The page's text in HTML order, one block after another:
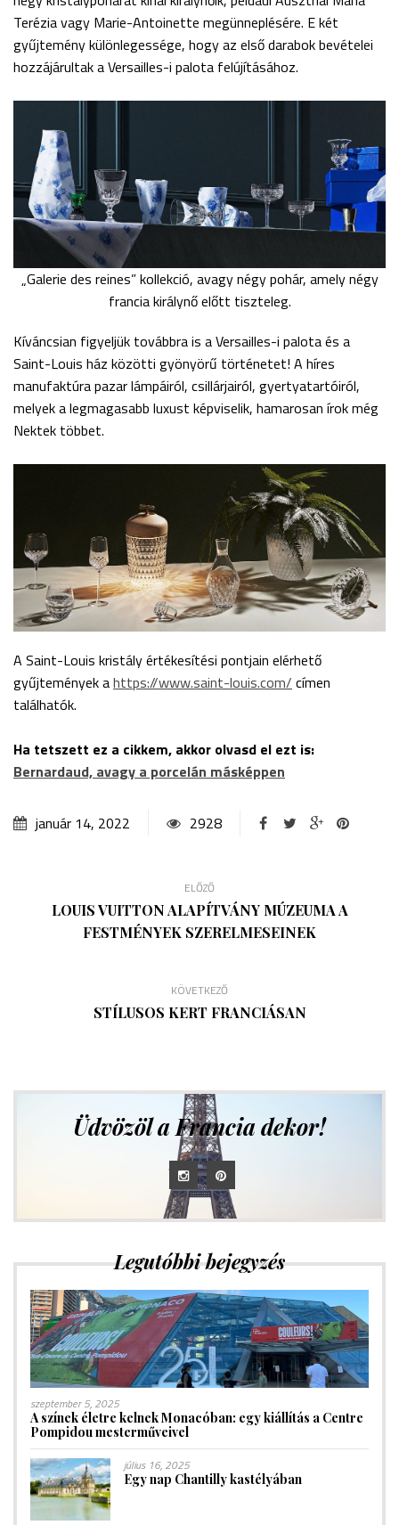
Terézia vagy Marie-Antoinette megünneplésére. E két
gyűjtemény különlegessége, hogy az első darabok bevételei
hozzájárultak a Versailles-i palota felújításához.
„Galerie des reines” kollekció, avagy négy pohár, amely négy
francia királynő előtt tiszteleg.
Kíváncsian figyeljük továbbra is a Versailles-i palota és a
Saint-Louis ház közötti gyönyörű történetet! A híres
manufaktúra pazar lámpáiról, csillárjairól, gyertyatartóiról,
melyek a legmagasabb luxust képviselik, hamarosan írok még
Nektek többet.
A Saint-Louis kristály értékesítési pontjain elérhető
gyűjtemények ahttps://www.saint-louis.com/ címen
találhatók.
Ha tetszett ez a cikkem, akkor olvasd el ezt is:
Bernardaud, avagy a porcelán másképpen
január 14, 2022 2928
ELŐZŐ
LOUIS VUITTON ALAPÍTVÁNY MÚZEUMA A
FESTMÉNYEK SZERELMESEINEK
KÖVETKEZŐ
STÍLUSOS KERT FRANCIÁSAN
Üdvözöl a Francia dekor!
Legutóbbi bejegyzés
szeptember 5, 2025
A színek életre kelnek Monacóban: egy kiállítás a Centre
Pompidou mesterműveivel
július 16, 2025
Egy nap Chantilly kastélyában